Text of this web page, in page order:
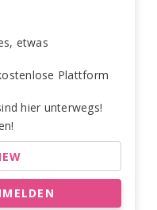
etwas
Plattform
hier unterwegs!